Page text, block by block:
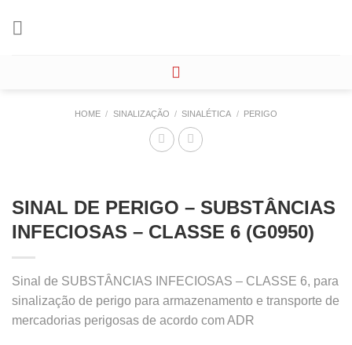
HOME / SINALIZAÇÃO / SINALÉTICA / PERIGO
SINAL DE PERIGO – SUBSTÂNCIAS
INFECIOSAS – CLASSE 6 (G0950)
Sinal de SUBSTÂNCIAS INFECIOSAS – CLASSE 6, para
sinalização de perigo para armazenamento e transporte de
mercadorias perigosas de acordo com ADR